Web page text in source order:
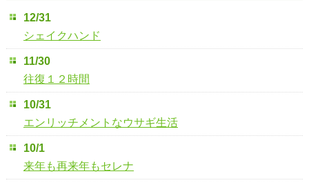
12/31
シェイクハンド
11/30
往復１２時間
10/31
エンリッチメントなウサギ生活
10/1
来年も再来年もセレナ